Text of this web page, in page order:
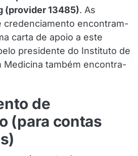
(provider 13485). As
credenciamento encontram-
carta de apoio a este
presidente do Instituto de
Medicina também encontra-
de
(para contas